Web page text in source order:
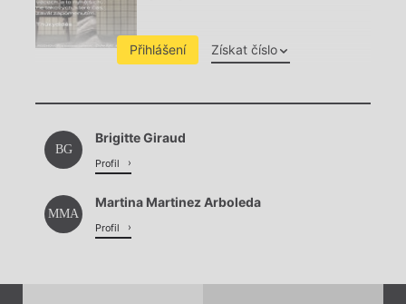
Přihlášení Získat číslo
Chviličku.
Načítá se.
BG
Brigitte Giraud
Profil
MMA
Martina Martinez Arboleda
Profil